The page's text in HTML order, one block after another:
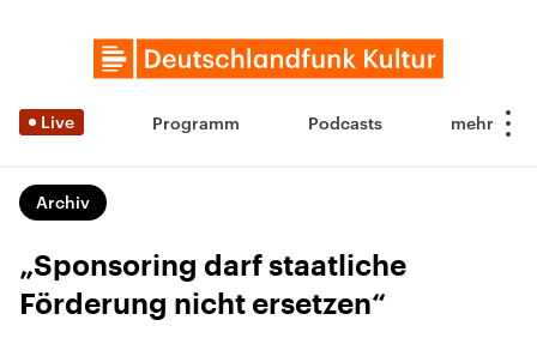
Live Programm Podcasts
Archiv
„Sponsoring darf staatliche
Förderung nicht ersetzen“